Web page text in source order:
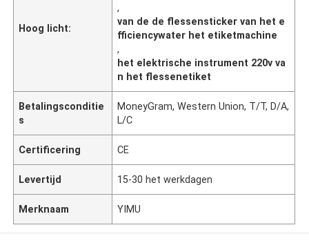
Hoog licht:
,
van de de flessensticker van het e
fficiencywater het etiketmachine
,
het elektrische instrument 220v va
n het flessenetiket
Betalingsconditie
s
MoneyGram, Western Union, T/T, D/A,
L/C
Certificering CE
Levertijd 15-30 het werkdagen
Merknaam YIMU